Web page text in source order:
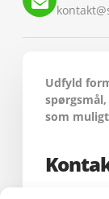
Udfyld
som